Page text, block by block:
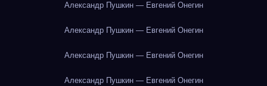
Александр Пушкин — Евгений Онегин
Александр Пушкин — Евгений Онегин
Александр Пушкин — Евгений Онегин
Александр Пушкин — Евгений Онегин